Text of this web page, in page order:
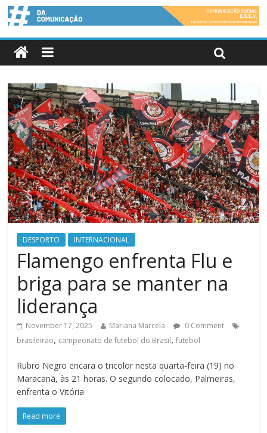
DESPORTO INTERNACIONAL
Flamengo enfrenta Flu e
briga para se manter na
liderança
November 17, 2025 Mariana Marcela
0 Comment
brasileirão, campeonato de futebol do Brasil,futebol
Rubro Negro encara o tricolor nesta quarta-feira (19) no
Maracanã, às 21 horas. O segundo colocado, Palmeiras,
enfrenta o Vitória
Read more